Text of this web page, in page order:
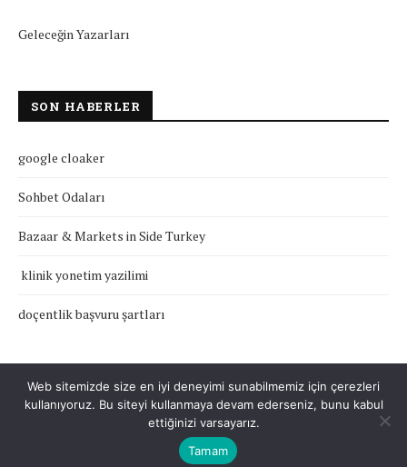
Geleceğin Yazarları
SON HABERLER
google cloaker
Sohbet Odaları
Bazaar & Markets in Side Turkey
klinik yonetim yazilimi
doçentlik başvuru şartları
Gizlilik Politikası Hakkımızda
Tüm Hakları Saklıdır © 2022
Web sitemizde size en iyi deneyimi sunabilmemiz için çerezleri
kullanıyoruz. Bu siteyi kullanmaya devam ederseniz, bunu kabul
ettiğinizi varsayarız.
Tamam